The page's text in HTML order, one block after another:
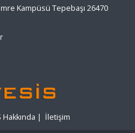
Kampüsü Tepebaşı 26470
Hakkında | İletişim